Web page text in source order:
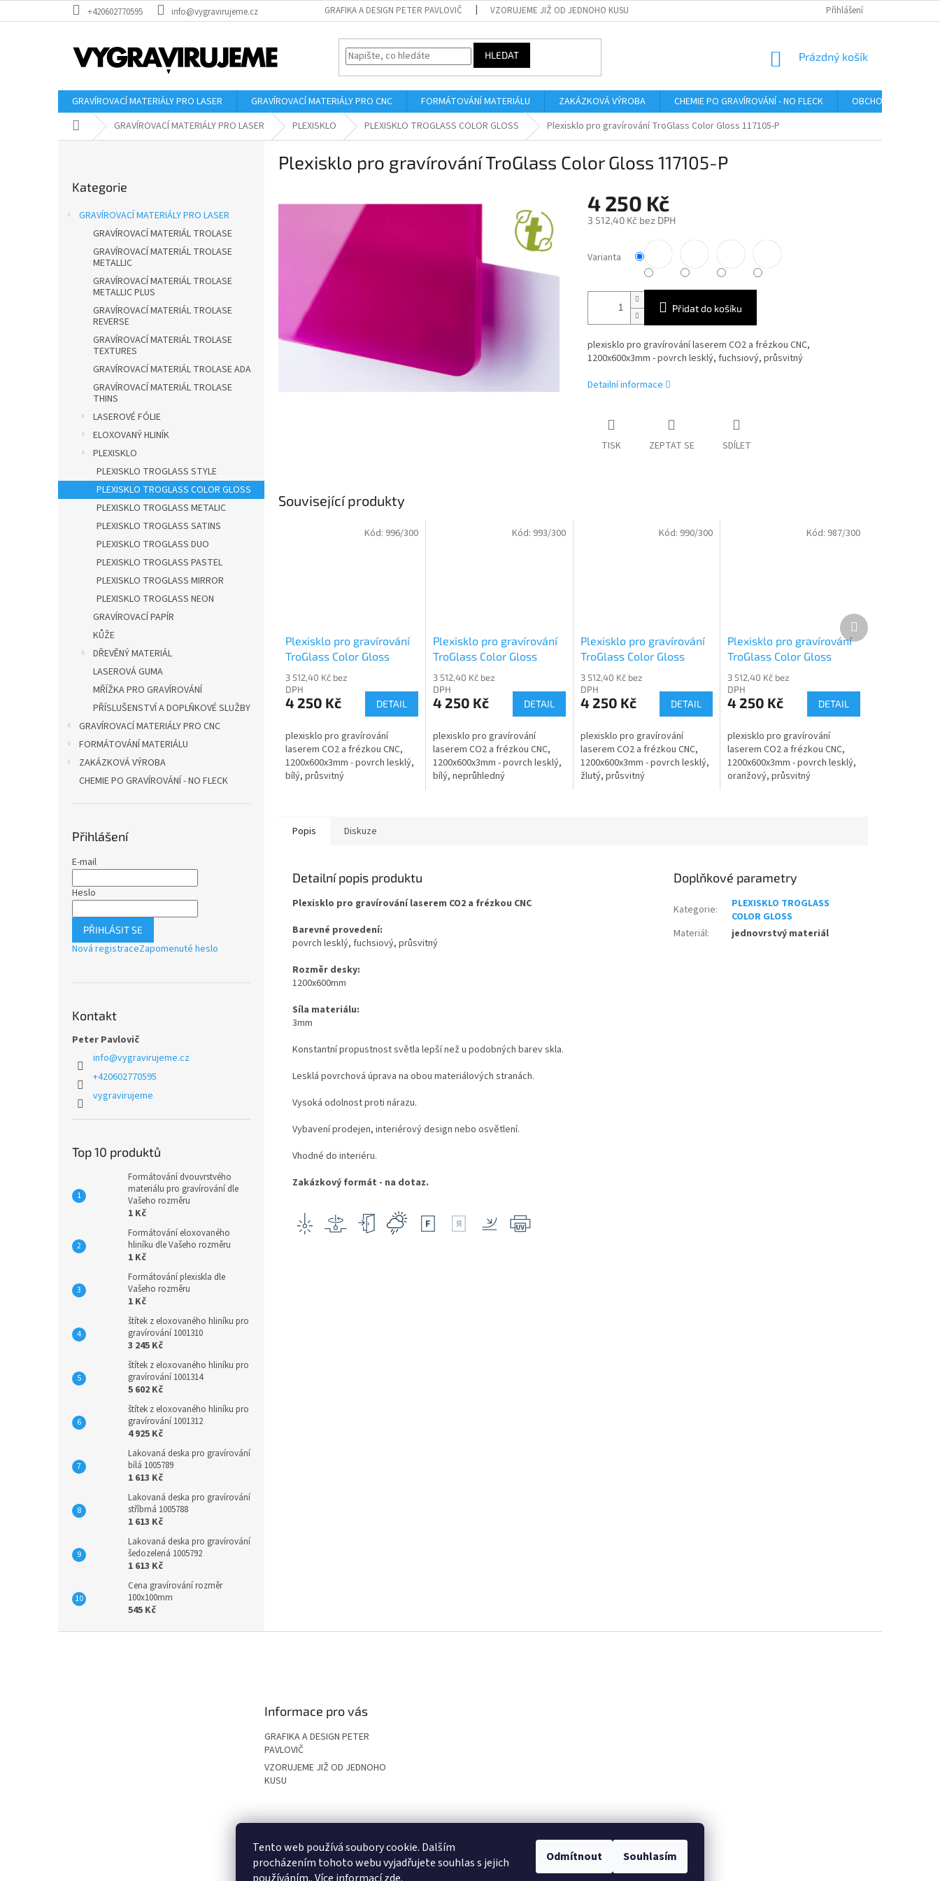
Tento web používá soubory cookie. Dalším
procházením tohoto webu vyjadřujete souhlas s jejich
Odmítnout Souhlasím
na
+420602770595 info@vygravirujeme.cz GRAFIKA A DESIGN PETER PAVLOVIČ VZORUJEME JIŽ OD JEDNOHO KUSU Přihlášení
HLEDAT
NÁKUPNÍ
Prázdný košík
GRAVÍROVACÍ MATERIÁLY PRO LASER GRAVÍROVACÍ MATERIÁLY PRO CNC FORMÁTOVÁNÍ MATERIÁLU ZAKÁZKOVÁ VÝROBA CHEMIE PO GRAVÍROVÁNÍ - NO FLECK
OBCHODNÍ
Domů GRAVÍROVACÍ MATERIÁLY PRO LASER PLEXISKLO PLEXISKLO TROGLASS COLOR GLOSS Plexisklo pro gravírování TroGlass Color Gloss 117105-P
kategorie
Kategorie
GRAVÍROVACÍ MATERIÁLY PRO LASER
GRAVÍROVACÍ MATERIÁL TROLASE
GRAVÍROVACÍ MATERIÁL TROLASE
METALLIC
GRAVÍROVACÍ MATERIÁL TROLASE
METALLIC PLUS
GRAVÍROVACÍ MATERIÁL TROLASE
REVERSE
GRAVÍROVACÍ MATERIÁL TROLASE
TEXTURES
GRAVÍROVACÍ MATERIÁL TROLASE ADA
GRAVÍROVACÍ MATERIÁL TROLASE
THINS
LASEROVÉ FÓLIE
ELOXOVANÝ HLINÍK
PLEXISKLO
PLEXISKLO TROGLASS STYLE
PLEXISKLO TROGLASS COLOR GLOSS
PLEXISKLO TROGLASS METALIC
PLEXISKLO TROGLASS SATINS
PLEXISKLO TROGLASS DUO
PLEXISKLO TROGLASS PASTEL
PLEXISKLO TROGLASS MIRROR
PLEXISKLO TROGLASS NEON
GRAVÍROVACÍ PAPÍR
KŮŽE
DŘEVĚNÝ MATERIÁL
LASEROVÁ GUMA
MŘÍŽKA PRO GRAVÍROVÁNÍ
PŘÍSLUŠENSTVÍ A DOPLŇKOVÉ SLUŽBY
GRAVÍROVACÍ MATERIÁLY PRO CNC
FORMÁTOVÁNÍ MATERIÁLU
ZAKÁZKOVÁ VÝROBA
CHEMIE PO GRAVÍROVÁNÍ - NO FLECK
Přihlášení
E-mail
Heslo
PŘIHLÁSIT SE
Nová registraceZapomenuté heslo
Kontakt
Peter Pavlovič
info@vygravirujeme.cz
+420602770595
vygravirujeme
Top 10 produktů
Formátování dvouvrstvého
materiálu pro gravírování dle
Vašeho rozměru
1 Kč
Formátování eloxovaného
hliníku dle Vašeho rozměru
1 Kč
Formátování plexiskla dle
Vašeho rozměru
1 Kč
štítek z eloxovaného hliníku pro
gravírování 1001310
3 245 Kč
štítek z eloxovaného hliníku pro
gravírování 1001314
5 602 Kč
štítek z eloxovaného hliníku pro
gravírování 1001312
4 925 Kč
Lakovaná deska pro gravírování
bílá 1005789
1 613 Kč
Lakovaná deska pro gravírování
stříbrná 1005788
1 613 Kč
Lakovaná deska pro gravírování
šedozelená 1005792
1 613 Kč
Cena gravírování rozměr
100x100mm
545 Kč
Plexisklo pro gravírování TroGlass Color Gloss 117105-P
4 250 Kč
3 512,40 Kč bez DPH
cena:
Varianta
Přidat do košíku
plexisklo pro gravírování laserem CO2 a frézkou CNC,
1200x600x3mm - povrch lesklý, fuchsiový, průsvitný
Detailní informace
TISK ZEPTAT SE SDÍLET
Související produkty
Plexisklo pro gravírování
TroGlass Color Gloss
117069-P
3 512,40 Kč bez
DPH
4 250 Kč DETAIL
plexisklo pro gravírování
laserem CO2 a frézkou CNC,
1200x600x3mm - povrch lesklý,
bílý, průsvitný
Kód: 996/300
Plexisklo pro gravírování
TroGlass Color Gloss
117070-P
3 512,40 Kč bez
DPH
4 250 Kč DETAIL
plexisklo pro gravírování
laserem CO2 a frézkou CNC,
1200x600x3mm - povrch lesklý,
bílý, neprůhledný
Kód: 993/300
Plexisklo pro gravírování
TroGlass Color Gloss
117071-P
3 512,40 Kč bez
DPH
4 250 Kč DETAIL
plexisklo pro gravírování
laserem CO2 a frézkou CNC,
1200x600x3mm - povrch lesklý,
žlutý, průsvitný
Kód: 990/300
Plexisklo pro gravírování
TroGlass Color Gloss
117103-P
3 512,40 Kč bez
DPH
4 250 Kč DETAIL
plexisklo pro gravírování
laserem CO2 a frézkou CNC,
1200x600x3mm - povrch lesklý,
oranžový, průsvitný
Kód: 987/300
Další
produkt
Popis Diskuze
Detailní popis produktu
Plexisklo pro gravírování laserem CO2 a frézkou CNC
Barevné provedení:
povrch lesklý, fuchsiový, průsvitný
Rozměr desky:
1200x600mm
Síla materiálu:
3mm
Konstantní propustnost světla lepší než u podobných barev skla.
Lesklá povrchová úprava na obou materiálových stranách.
Vysoká odolnost proti nárazu.
Vybavení prodejen, interiérový design nebo osvětlení.
Vhodné do interiéru.
Zakázkový formát - na dotaz.
Doplňkové parametry
Kategorie:
PLEXISKLO TROGLASS
COLOR GLOSS
Materiál: jednovrstvý materiál
Informace pro vás
GRAFIKA A DESIGN PETER
PAVLOVIČ
VZORUJEME JIŽ OD JEDNOHO
KUSU